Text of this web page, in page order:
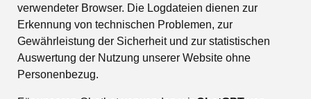
verwendeter Browser. Die Logdateien dienen zur
Erkennung von technischen Problemen, zur
Gewährleistung der Sicherheit und zur statistischen
Auswertung der Nutzung unserer Website ohne
Personenbezug.